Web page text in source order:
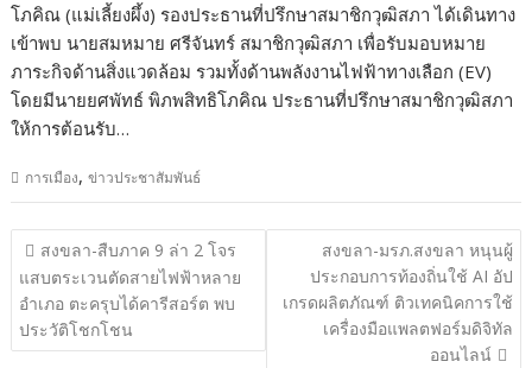
โภคิณ (แม่เลี้ยงผึ้ง) รองประธานที่ปรึกษาสมาชิกวุฒิสภา ได้เดินทาง
เข้าพบ นายสมหมาย ศรีจันทร์ สมาชิกวุฒิสภา เพื่อรับมอบหมาย
ภาระกิจด้านสิ่งแวดล้อม รวมทั้งด้านพลังงานไฟฟ้าทางเลือก (EV)
โดยมีนายยศพัทธ์ พิภพสิทธิโภคิณ ประธานที่ปรึกษาสมาชิกวุฒิสภา
ให้การต้อนรับ…
การเมือง,ข่าวประชาสัมพันธ์
แนะแนว
เรื่อง
สงขลา-สืบภาค 9 ล่า 2 โจร
แสบตระเวนตัดสายไฟฟ้าหลาย
อำเภอ ตะครุบได้คารีสอร์ต พบ
ประวัติโชกโชน
สงขลา-มรภ.สงขลา หนุนผู้
ประกอบการท้องถิ่นใช้ AI อัป
เกรดผลิตภัณฑ์ ติวเทคนิคการใช้
เครื่องมือแพลตฟอร์มดิจิทัล
ออนไลน์